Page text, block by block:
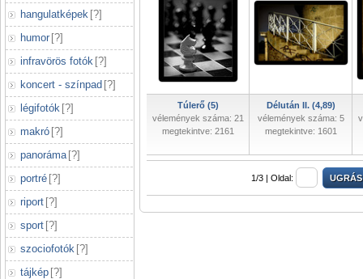
hangulatképek [?]
humor [?]
infravörös fotók [?]
koncert - színpad [?]
légifotók [?]
makró [?]
panoráma [?]
portré [?]
riport [?]
sport [?]
szociofotók [?]
tájkép [?]
Túlerő (5)
vélemények száma: 21
megtekintve: 2161
Délután II. (4,89)
vélemények száma: 5
megtekintve: 1601
1/3 | Oldal: